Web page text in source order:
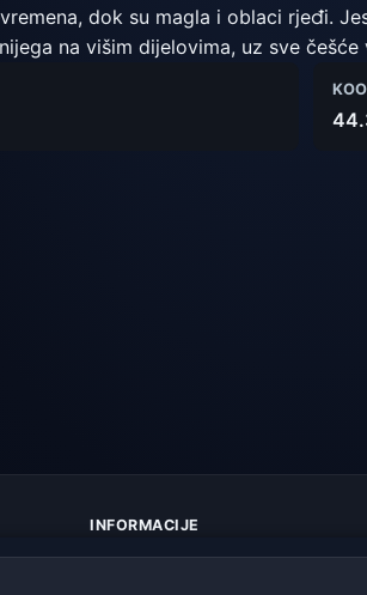
dok su magla i oblaci rjeđi.
na višim dijelovima, uz sve
INFORMACIJE
O nama